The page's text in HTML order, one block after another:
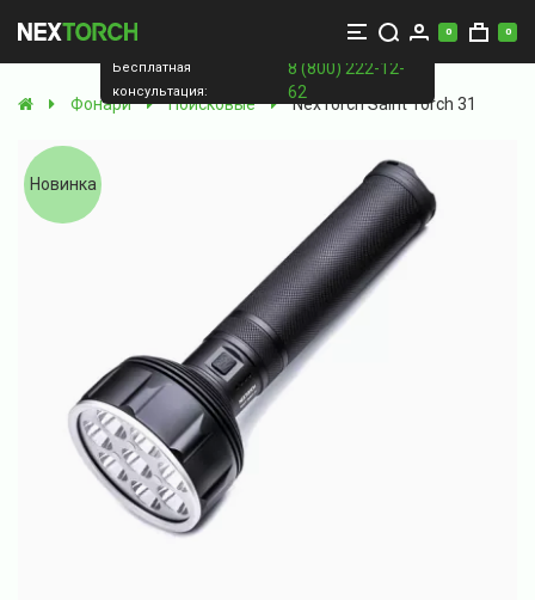
0 0
Фонари Поисковые NexTorch Saint Torch 31
Новинка
Бесплатная
консультация:
8 (800) 222-12-
62